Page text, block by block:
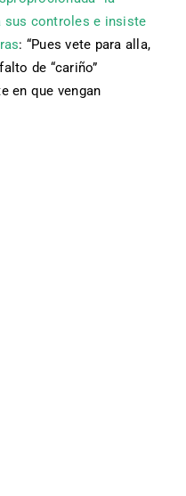
sus controles e insiste
: “Pues vete para alla,
de “cariño”
en que vengan